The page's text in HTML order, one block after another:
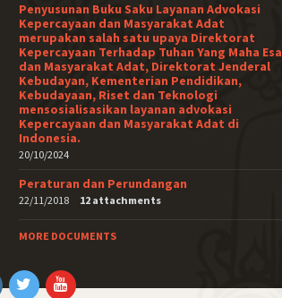
Penyusunan Buku Saku Layanan Advokasi
Kepercayaan dan Masyarakat Adat
merupakan salah satu upaya Direktorat
Kepercayaan Terhadap Tuhan Yang Maha Esa
dan Masyarakat Adat, Direktorat Jenderal
Kebudayan, Kementerian Pendidikan,
Kebudayaan, Riset dan Teknologi
mensosialisasikan layanan advokasi
Kepercayaan dan Masyarakat Adat di
Indonesia.
20/10/2024
Peraturan dan Perundangan
22/11/2018 12 attachments
MORE DOCUMENTS